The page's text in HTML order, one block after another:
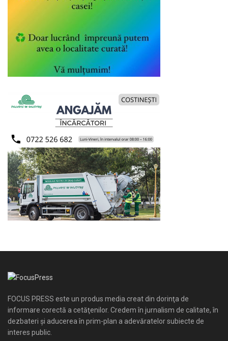
FOCUS PRESS este un produs media creat din dorinţa de
informare corectă a cetăţenilor. Credem în jurnalism de calitate, în
dezbateri şi aducerea în prim-plan a adevăratelor subiecte de
interes public.